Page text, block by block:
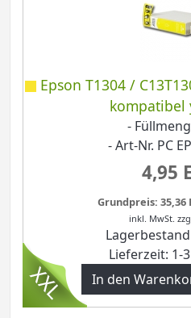
Epson T1304 /
kompatibel
-
- Art-Nr. PC
4,95
Grundpreis: 35,36
inkl. MwSt.
Lieferzeit: 1-
In den